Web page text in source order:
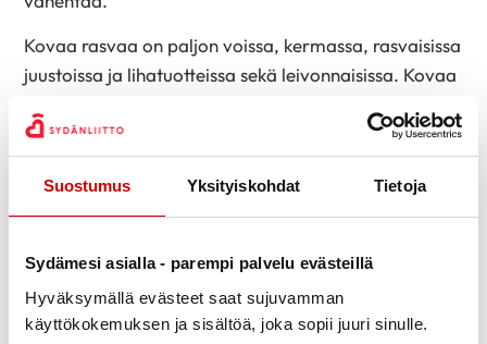
Suostumus Yksityiskohdat Tietoja
Sydämesi asialla - parempi palvelu evästeillä
Hyväksymällä evästeet saat sujuvamman
käyttökokemuksen ja sisältöä, joka sopii juuri sinulle.
Kovaa rasvaa on paljon voissa, kermassa, rasvaisissa
juustoissa ja lihatuotteissa sekä leivonnaisissa. Kovaa
kuten rypsi- ja oliiviöljyä, kasvipohjaisia levitteitä,
rasvattomia tai vähärasvaisia liha- ja maitotuotteita,
kasviproteiineja sekä kalaa, jota tulisi syödä 300–
450 grammaa viikossa. Myös pähkinät, siemenet ja
Monet kasvipohjaiset levitteet ja leivonnaiset
sisältävät myös kookosrasvaa, joka on